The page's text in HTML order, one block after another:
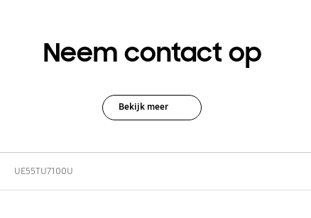
Neem contact op
Bekijk meer
UE55TU7100U